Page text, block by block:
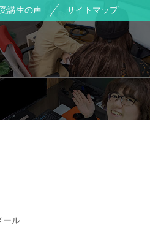
講生の声 サイトマップ
ール